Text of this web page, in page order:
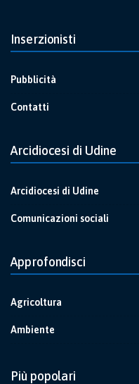
Inserzionisti
Pubblicità
Contatti
Arcidiocesi di Udine
Arcidiocesi di Udine
Comunicazioni sociali
Approfondisci
Agricoltura
Ambiente
Più popolari